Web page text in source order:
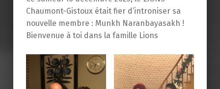
Chaumont-Gistoux était fier d’introniser sa
nouvelle membre : Munkh Naranbayasakh !
Bienvenue à toi dans la famille Lions